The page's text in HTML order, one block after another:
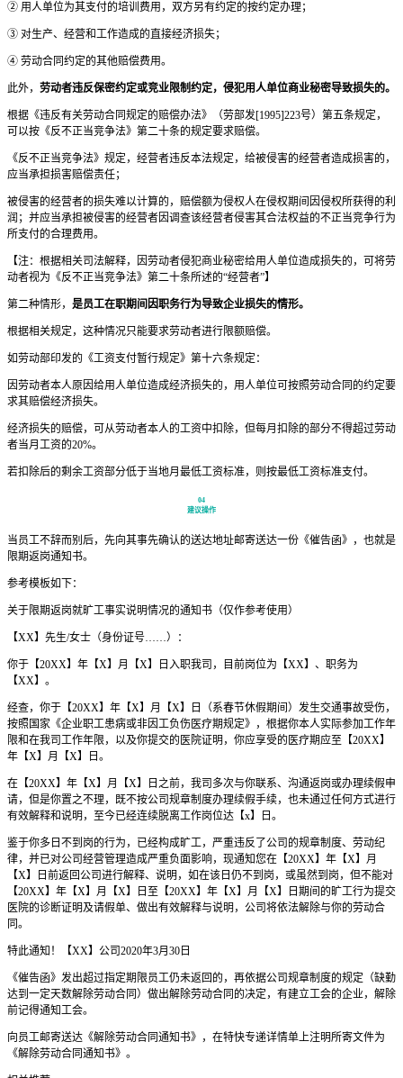
② 用人单位为其支付的培训费用，双方另有约定的按约定办理；
③ 对生产、经营和工作造成的直接经济损失；
④ 劳动合同约定的其他赔偿费用。
此外， 劳动者违反保密约定或竞业限制约定，侵犯用人单位商业秘密导致损失的。
根据《违反有关劳动合同规定的赔偿办法》（劳部发[1995]223号）第五条规定，
可以按《反不正当竞争法》第二十条的规定要求赔偿。
《反不正当竞争法》规定，经营者违反本法规定，给被侵害的经营者造成损害的，
应当承担损害赔偿责任；
被侵害的经营者的损失难以计算的，赔偿额为侵权人在侵权期间因侵权所获得的利
润；并应当承担被侵害的经营者因调查该经营者侵害其合法权益的不正当竞争行为
所支付的合理费用。
【注：根据相关司法解释，因劳动者侵犯商业秘密给用人单位造成损失的，可将劳
动者视为《反不正当竞争法》第二十条所述的“经营者”】
第二种情形， 是员工在职期间因职务行为导致企业损失的情形。
根据相关规定，这种情况只能要求劳动者进行限额赔偿。
如劳动部印发的《工资支付暂行规定》第十六条规定：
因劳动者本人原因给用人单位造成经济损失的，用人单位可按照劳动合同的约定要
求其赔偿经济损失。
经济损失的赔偿，可从劳动者本人的工资中扣除，但每月扣除的部分不得超过劳动
者当月工资的20%。
若扣除后的剩余工资部分低于当地月最低工资标准，则按最低工资标准支付。
04
建议操作
当员工不辞而别后，先向其事先确认的送达地址邮寄送达一份《催告函》，也就是
限期返岗通知书。
参考模板如下：
关于限期返岗就旷工事实说明情况的通知书（仅作参考使用）
【XX】先生/女士（身份证号……）：
你于【20XX】年【X】月【X】日入职我司，目前岗位为【XX】、职务为
【XX】。
经查，你于【20XX】年【X】月【X】日（系春节休假期间）发生交通事故受伤，
按照国家《企业职工患病或非因工负伤医疗期规定》，根据你本人实际参加工作年
限和在我司工作年限，以及你提交的医院证明，你应享受的医疗期应至【20XX】
年【X】月【X】日。
在【20XX】年【X】月【X】日之前，我司多次与你联系、沟通返岗或办理续假申
请，但是你置之不理，既不按公司规章制度办理续假手续，也未通过任何方式进行
有效解释和说明，至今已经连续脱离工作岗位达【x】日。
鉴于你多日不到岗的行为，已经构成旷工，严重违反了公司的规章制度、劳动纪
律，并已对公司经营管理造成严重负面影响，现通知您在【20XX】年【X】月
【X】日前返回公司进行解释、说明，如在该日仍不到岗，或虽然到岗，但不能对
【20XX】年【X】月【X】日至【20XX】年【X】月【X】日期间的旷工行为提交
医院的诊断证明及请假单、做出有效解释与说明，公司将依法解除与你的劳动合
同。
特此通知！【XX】公司2020年3月30日
《催告函》发出超过指定期限员工仍未返回的，再依据公司规章制度的规定（缺勤
达到一定天数解除劳动合同）做出解除劳动合同的决定，有建立工会的企业，解除
前记得通知工会。
向员工邮寄送达《解除劳动合同通知书》，在特快专递详情单上注明所寄文件为
《解除劳动合同通知书》。